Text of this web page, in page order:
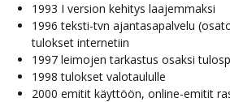
1993 I version kehitys laajemmaksi
1996 teksti-tvn ajantasapalvelu
tulokset internetiin
1997 leimojen tarkastus osaksi
1998 tulokset valotaululle
2000 emitit käyttöön, online-emitit